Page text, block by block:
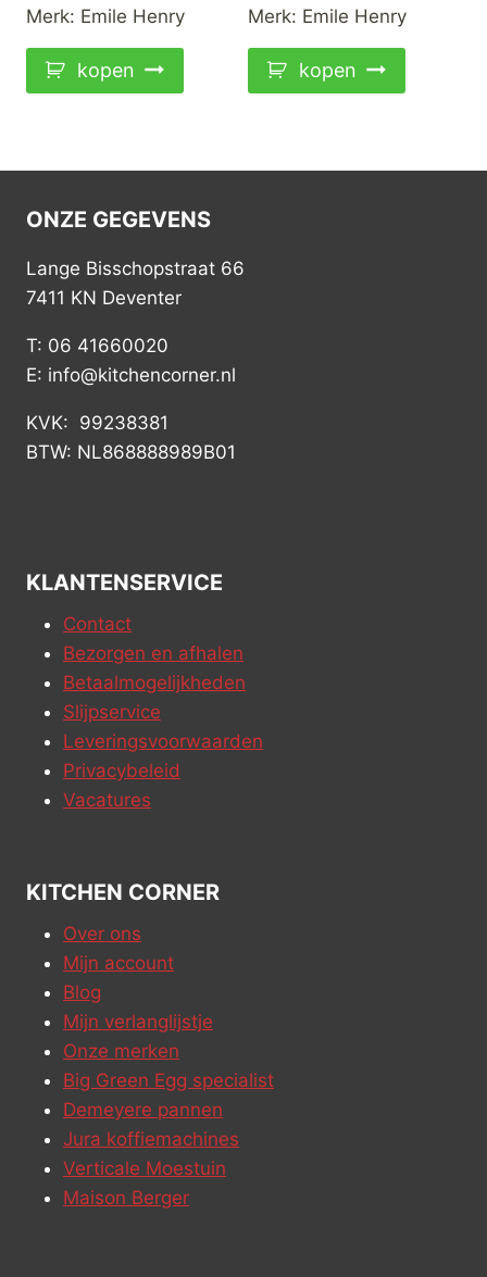
Merk: Emile Henry
kopen
Merk: Emile Henry
kopen
ONZE GEGEVENS
Lange Bisschopstraat 66
7411 KN Deventer
T: 06 41660020
E: info@kitchencorner.nl
KVK: 99238381
BTW: NL868888989B01
KLANTENSERVICE
Contact
Bezorgen en afhalen
Betaalmogelijkheden
Slijpservice
Leveringsvoorwaarden
Privacybeleid
Vacatures
KITCHEN CORNER
Over ons
Mijn account
Blog
Mijn verlanglijstje
Onze merken
Big Green Egg specialist
Demeyere pannen
Jura koffiemachines
Verticale Moestuin
Maison Berger